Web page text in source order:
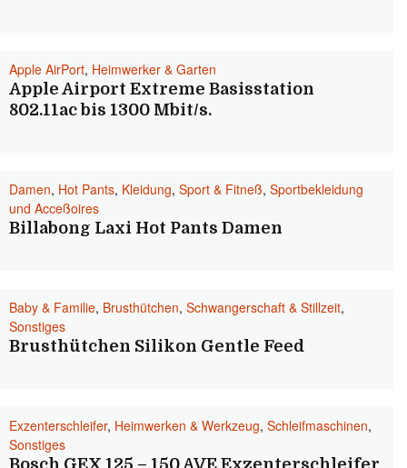
Apple AirPort, Heimwerker & Garten
Apple Airport Extreme Basisstation
802.11ac bis 1300 Mbit/s.
Damen, Hot Pants, Kleidung, Sport & Fitneß, Sportbekleidung
und Acceßoires
Billabong Laxi Hot Pants Damen
Baby & Familie, Brusthütchen, Schwangerschaft & Stillzeit,
Sonstiges
Brusthütchen Silikon Gentle Feed
Exzenterschleifer, Heimwerken & Werkzeug, Schleifmaschinen,
Sonstiges
Bosch GEX 125 – 150 AVE Exzenterschleifer